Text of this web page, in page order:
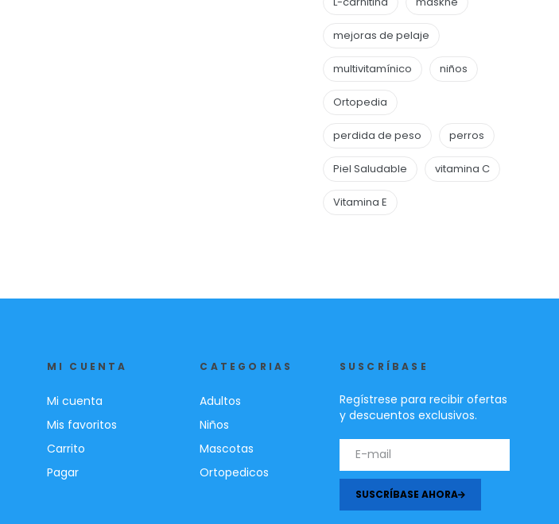
mejoras de pelaje
multivitamínico niños
Ortopedia
perdida de peso perros
Piel Saludable vitamina C
Vitamina E
MI CUENTA
Mi cuenta
Mis favoritos
Carrito
Pagar
CATEGORIAS
Adultos
Niños
Mascotas
Ortopedicos
SUSCRÍBASE
Regístrese para recibir ofertas
y descuentos exclusivos.
SUSCRÍBASE AHORA